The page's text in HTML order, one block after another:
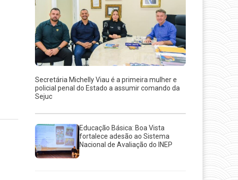
Secretária Michelly Viau é a primeira mulher e
policial penal do Estado a assumir comando da
Sejuc
Educação Básica: Boa Vista
fortalece adesão ao Sistema
Nacional de Avaliação do INEP